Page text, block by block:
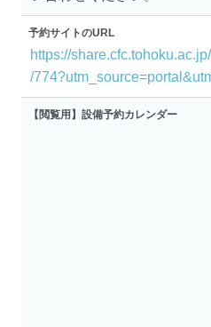
予約サイトのURL
https://
/
【閲覧用】設備予約カレンダー